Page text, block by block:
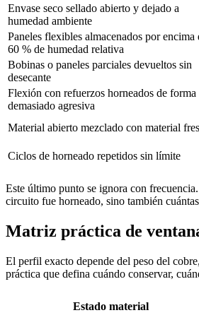
Envase seco sellado abierto y dejado a
humedad ambiente
Paneles flexibles almacenados por encima
60 % de humedad relativa
Bobinas o paneles parciales devueltos sin
desecante
Flexión con refuerzos horneados de forma
demasiado agresiva
Material abierto mezclado con material
Ciclos de horneado repetidos sin límite
Este último punto se ignora con
circuito fue horneado, sino también
Matriz práctica de
El perfil exacto depende del peso del
práctica que defina cuándo conservar,
Estado material